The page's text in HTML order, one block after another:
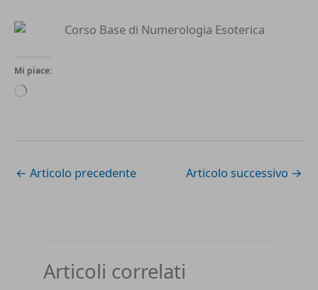
Mi piace:
Caricamento
← Articolo precedente Articolo successivo →
Articoli correlati